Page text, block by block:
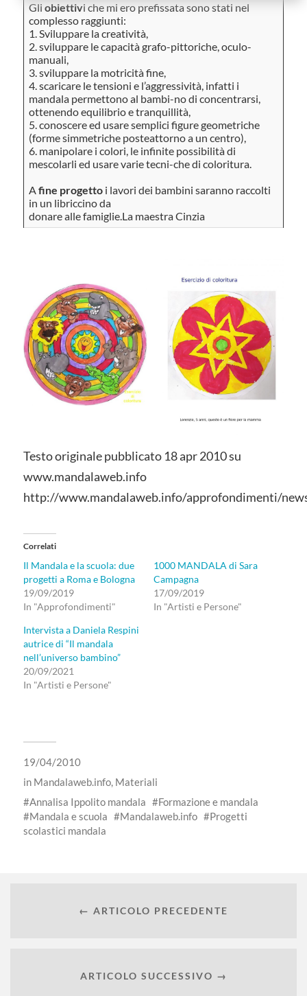
Gliobiettivi che mi ero prefissata sono stati nel
complesso raggiunti:
1. Sviluppare la creatività,
2. sviluppare le capacità grafo-pittoriche, oculo-
manuali,
3. sviluppare la motricità fine,
4. scaricare le tensioni e l’aggressività, infatti i
mandala permettono al bambi-no di concentrarsi,
ottenendo equilibrio e tranquillità,
5. conoscere ed usare semplici figure geometriche
(forme simmetriche posteattorno a un centro),
6. manipolare i colori, le infinite possibilità di
mescolarli ed usare varie tecni-che di coloritura.
Afine progetto i lavori dei bambini saranno raccolti
in un libriccino da
donare alle famiglie.La maestra Cinzia
Testo originale pubblicato 18 apr 2010 su
www.mandalaweb.info
http://www.mandalaweb.info/approfondimenti/
Correlati
Il Mandala e la scuola: due
progetti a Roma e Bologna
19/09/2019
In "Approfondimenti"
1000 MANDALA di Sara
Campagna
17/09/2019
In "Artisti e Persone"
Intervista a Daniela Respini
autrice di “Il mandala
nell’universo bambino”
20/09/2021
In "Artisti e Persone"
19/04/2010
in Mandalaweb.info, Materiali
Annalisa Ippolito mandala
Formazione e mandala
Mandala e scuola
Mandalaweb.info
Progetti
scolastici mandala
← ARTICOLO PRECEDENTE
ARTICOLO SUCCESSIVO →